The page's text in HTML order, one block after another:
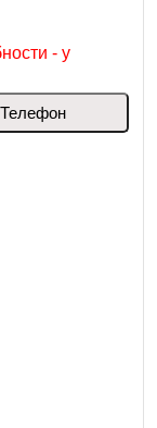
- у
Телефон